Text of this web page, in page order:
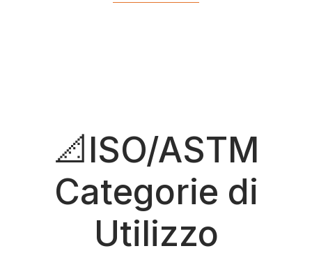
📐ISO/ASTM
Categorie di
Utilizzo